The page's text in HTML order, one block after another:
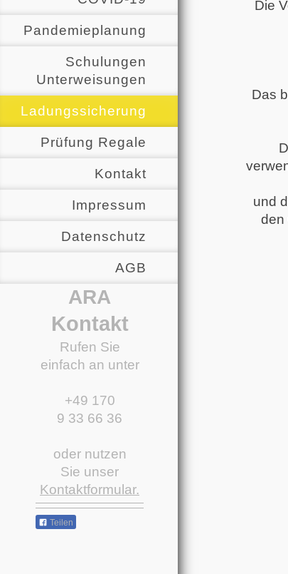
Pandemieplanung
Schulungen
Unterweisungen
Ladungssicherung
Prüfung Regale
Kontakt
Impressum
Datenschutz
AGB
ARA
Kontakt
Rufen Sie
einfach an unter
+49 170
9 33 66 36
oder nutzen
Sie unser
Kontaktformular.
Teilen
Die
Das
und
den